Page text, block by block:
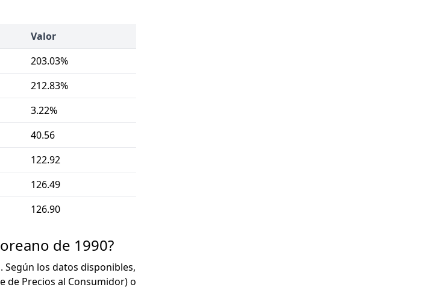
Valor
203.03%
212.83%
3.22%
40.56
122.92
126.49
126.90
de 1990?
los datos disponibles,
de Precios al Consumidor) o